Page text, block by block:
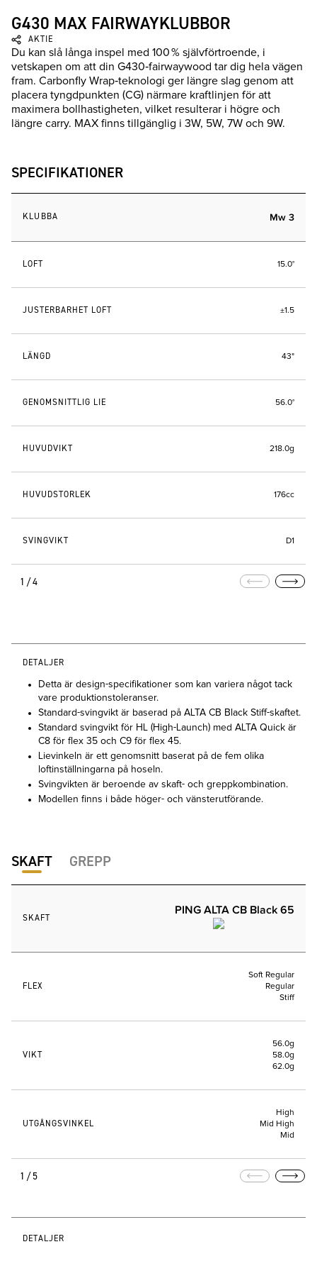
G430 MAX FAIRWAYKLUBBOR
AKTIE
Du kan slå långa inspel med 100 % självförtroende, i
vetskapen om att din G430‑fairwaywood tar dig hela vägen
fram. Carbonfly Wrap‑teknologi ger längre slag genom att
placera tyngdpunkten (CG) närmare kraftlinjen för att
maximera bollhastigheten, vilket resulterar i högre och
längre carry. MAX finns tillgänglig i 3W, 5W, 7W och 9W.
SPECIFIKATIONER
KLUBBA Mw 3
LOFT 15.0°
JUSTERBARHET LOFT ±1.5
LÄNGD 43"
GENOMSNITTLIG LIE 56.0°
HUVUDVIKT 218.0g
HUVUDSTORLEK 176cc
SVINGVIKT D1
1/4
DETALJER
Detta är design-specifikationer som kan variera något tack
vare produktionstoleranser.
Standard-svingvikt är baserad på ALTA CB Black Stiff-skaftet.
Standard svingvikt för HL (High-Launch) med ALTA Quick är
C8 för flex 35 och C9 för flex 45.
Lievinkeln är ett genomsnitt baserat på de fem olika
loftinställningarna på hoseln.
Svingvikten är beroende av skaft- och greppkombination.
Modellen finns i både höger- och vänsterutförande.
SKAFT GREPP
SKAFT
PING ALTA CB Black 65
FLEX
Soft Regular
Regular
Stiff
VIKT
56.0g
58.0g
62.0g
UTGÅNGSVINKEL
High
Mid High
Mid
1/5
DETALJER